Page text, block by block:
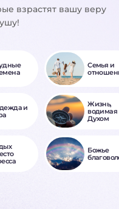
взрастят вашу веру
и
Семья и
Жизнь,
водимая
Духом
Божье